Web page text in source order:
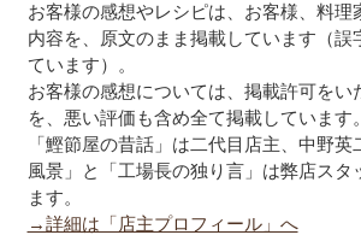
お客様の感想やレシピは、お客様、料理
内容を、原文のまま掲載しています（誤
ています）。
お客様の感想については、掲載許可をい
を、悪い評価も含め全て掲載しています。
「鰹節屋の昔話」は二代目店主、中野
風景」と「工場長の独り言」は弊店スタ
ます。
→詳細は「店主プロフィール」へ